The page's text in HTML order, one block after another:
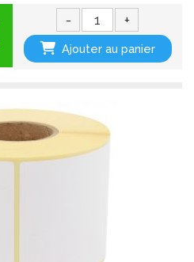
- +
Ajouter au panier